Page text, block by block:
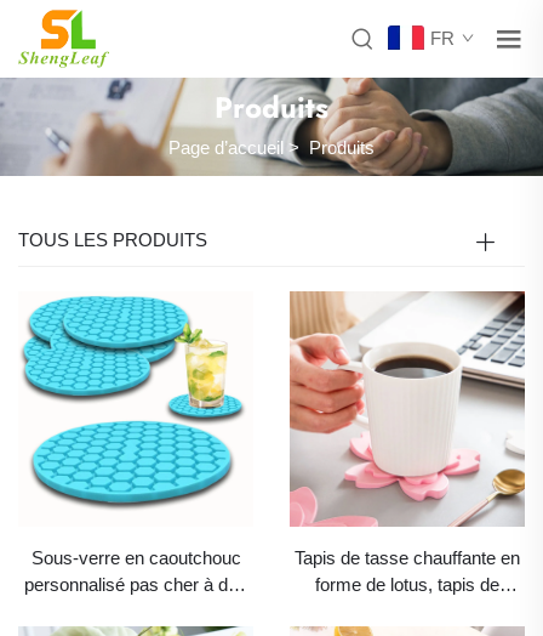
FR
Produits
Page d’accueil > Produits
TOUS LES PRODUITS
Sous-verre en caoutchouc
personnalisé pas cher à des
Tapis de tasse chauffante en
forme de lotus, tapis de